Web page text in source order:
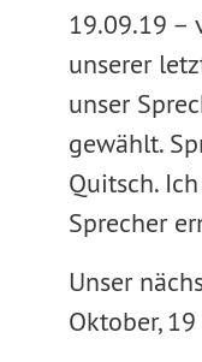
19.09.19 –
unserer
unser
gewählt.
Quitsch.
Sprecher
Unser
Oktober,